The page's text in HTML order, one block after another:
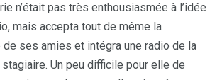
n’était pas très enthousiasmée à l’idée
mais accepta tout de même la
de ses amies et intégra une radio de la
Un peu difficile pour elle de